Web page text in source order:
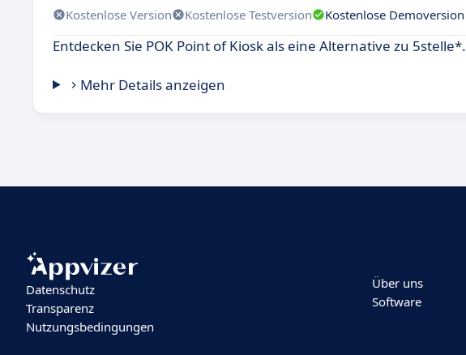
Kostenlose Version Kostenlose Testversion Kostenlose Demoversion
Entdecken Sie POK Point of Kiosk als eine Alternative zu 5stelle*.
Mehr Details anzeigen
Datenschutz
Transparenz
Nutzungsbedingungen
Über uns
Software